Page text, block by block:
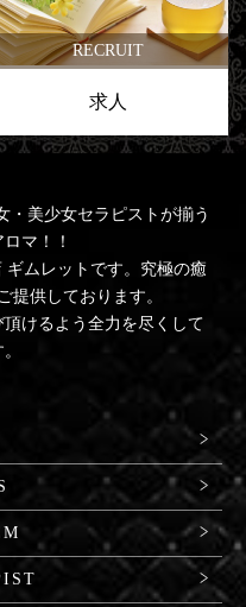
RECRUIT
求人
美少女セラピストが揃う
マ！！
ムレットです。究極の癒
提供しております。
けるよう全力を尽くして